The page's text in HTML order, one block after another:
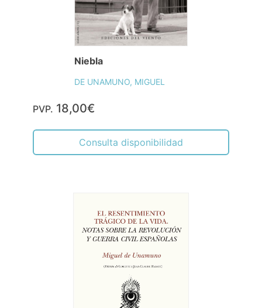
Niebla
DE UNAMUNO, MIGUEL
PVP. 18,00€
Consulta disponibilidad